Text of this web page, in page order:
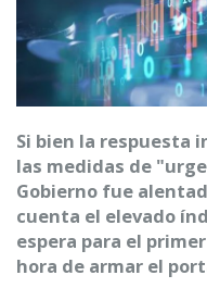
Si bien la respuesta
las medidas de
Gobierno fue
cuenta el elevado
espera para el
hora de armar el